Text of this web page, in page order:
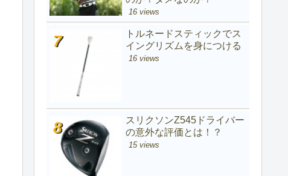
16 views
トルネードスティックでス
イングリズムを身につける
16 views
スリクソンZ545ドライバー
の意外な評価とは！？
15 views